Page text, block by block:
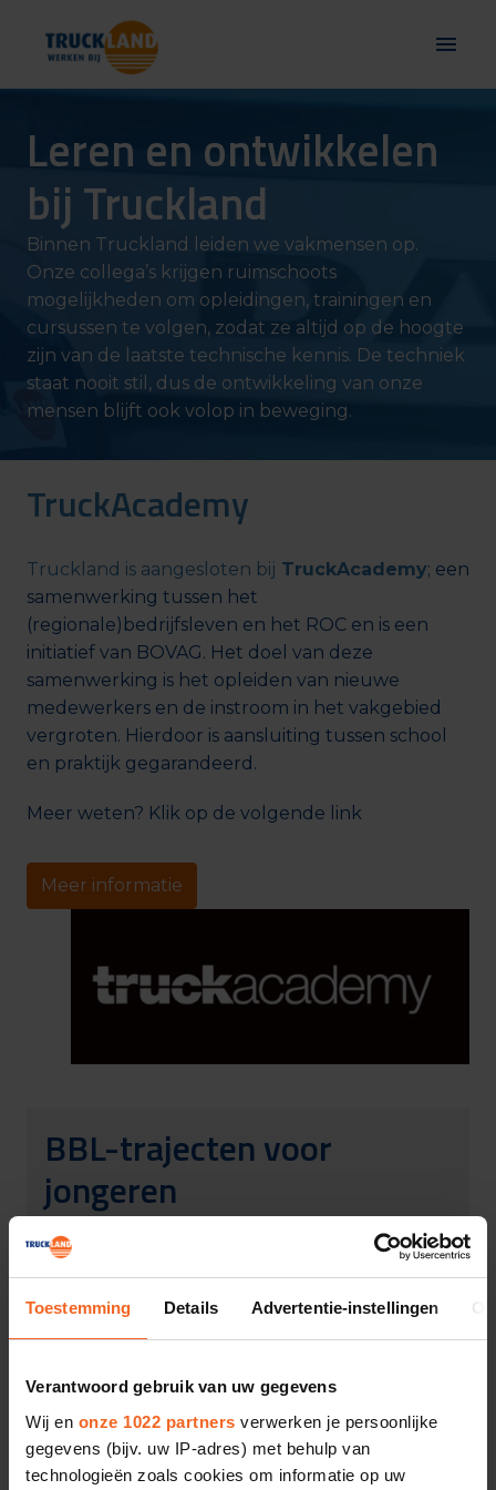
Toestemming Details Advertentie-instellingen
Verantwoord gebruik van uw gegevens
Wij en onze 1022 partners verwerken je persoonlijke
gegevens (bijv. uw IP-adres) met behulp van
technologieën zoals cookies om informatie op uw
content
Homepagina
Leren en ontwikkelen
bij Truckland
Binnen Truckland leiden we vakmensen op.
Onze collega’s krijgen ruimschoots
mogelijkheden om opleidingen, trainingen en
cursussen te volgen, zodat ze altijd op de hoogte
zijn van de laatste technische kennis. De techniek
staat nooit stil, dus de ontwikkeling van onze
mensen blijft ook volop in beweging.
TruckAcademy
Truckland is aangesloten bij TruckAcademy; een
samenwerking tussen het
(regionale)bedrijfsleven en het ROC en is een
initiatief van BOVAG. Het doel van deze
samenwerking is het opleiden van nieuwe
medewerkers en de instroom in het vakgebied
vergroten. Hierdoor is aansluiting tussen school
en praktijk gegarandeerd.
Meer weten? Klik op de volgende link
Meer informatie
BBL-trajecten voor
jongeren
Leren en werken gaan goed samen bij
Truckland. Wij geven jonge mensen graag de
kans om ‘het truckvak’ in de praktijk te leren.
Ben jij op zoek naar een opleiding met
BBL (Beroeps Begeleidende Leerweg)
opleiding starten.
BBL-opleidingen die wij aanbieden zijn: